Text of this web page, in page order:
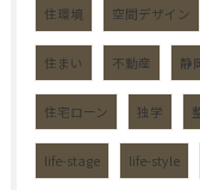
住環境 空間デザイン
住まい 不動産 静
住宅ローン 独学
life-stage life-style